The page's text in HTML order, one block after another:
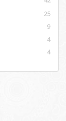
25
9
4
4